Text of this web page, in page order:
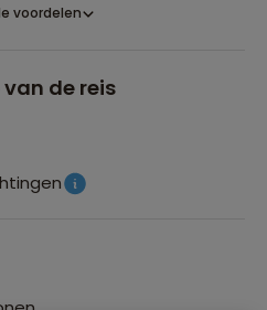
voordelen
de reis